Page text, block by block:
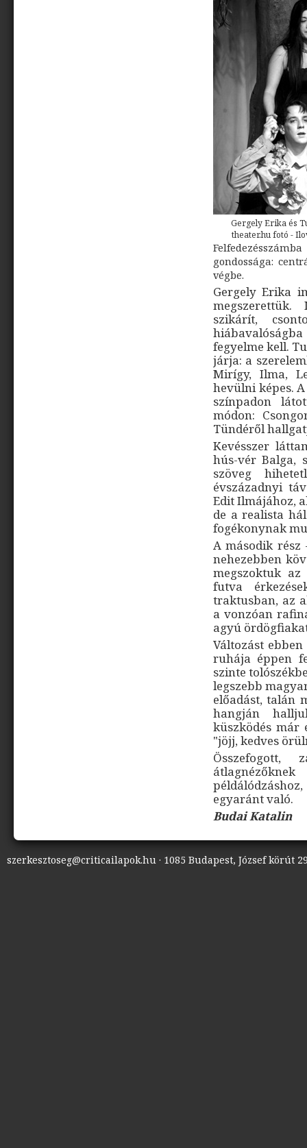
Gergely Erika és
theater.hu fotó -
gondossága:
végbe.
Gergely Erika
szikárít,
fegyelme kell.
járja: a
Mirígy, Ilma,
hevülni képes.
színpadon
módon:
Tündéről
Kevésszer
hús-vér Balga,
szöveg
évszázadnyi
Edit Ilmájához,
de a realista
fogékonynak
A második
nehezebben
megszoktuk
futva
traktusban, az
a vonzóan
agyú
Változást
ruhája éppen
szinte
legszebb
előadást, talán
hangján
küszködés már
"jöjj, kedves
Összefogott,
egyaránt való.
Budai Katalin
szerkesztoseg@criticailapok.hu · 1085 Budapest, József körút